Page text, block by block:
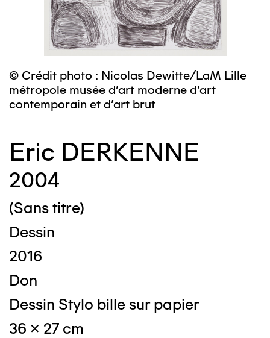
© Crédit photo : Nicolas Dewitte/LaM Lille
métropole musée d’art moderne d’art
contemporain et d’art brut
Eric DERKENNE
2004
(Sans titre)
Dessin
2016
Don
Dessin Stylo bille sur papier
36 x 27 cm